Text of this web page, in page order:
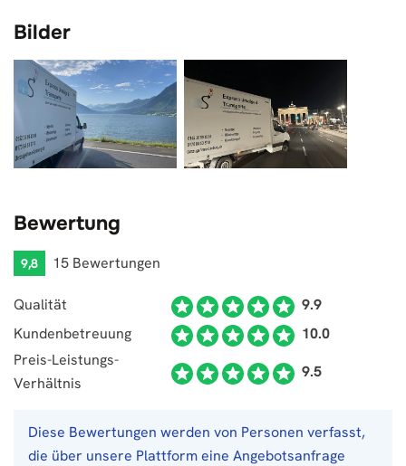
Bilder
Bewertung
9,8 15 Bewertungen
Qualität
9.9
Kundenbetreuung
10.0
Preis-Leistungs-
Verhältnis
9.5
Diese Bewertungen werden von Personen verfasst,
die über unsere Plattform eine Angebotsanfrage